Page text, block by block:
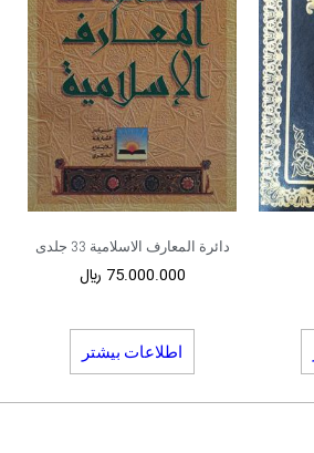
دائرة المعارف الاسلامیة 33 جلدی
75.000.000 ﷼
اطلاعات بیشتر